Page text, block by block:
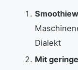
Dialekt
Mit